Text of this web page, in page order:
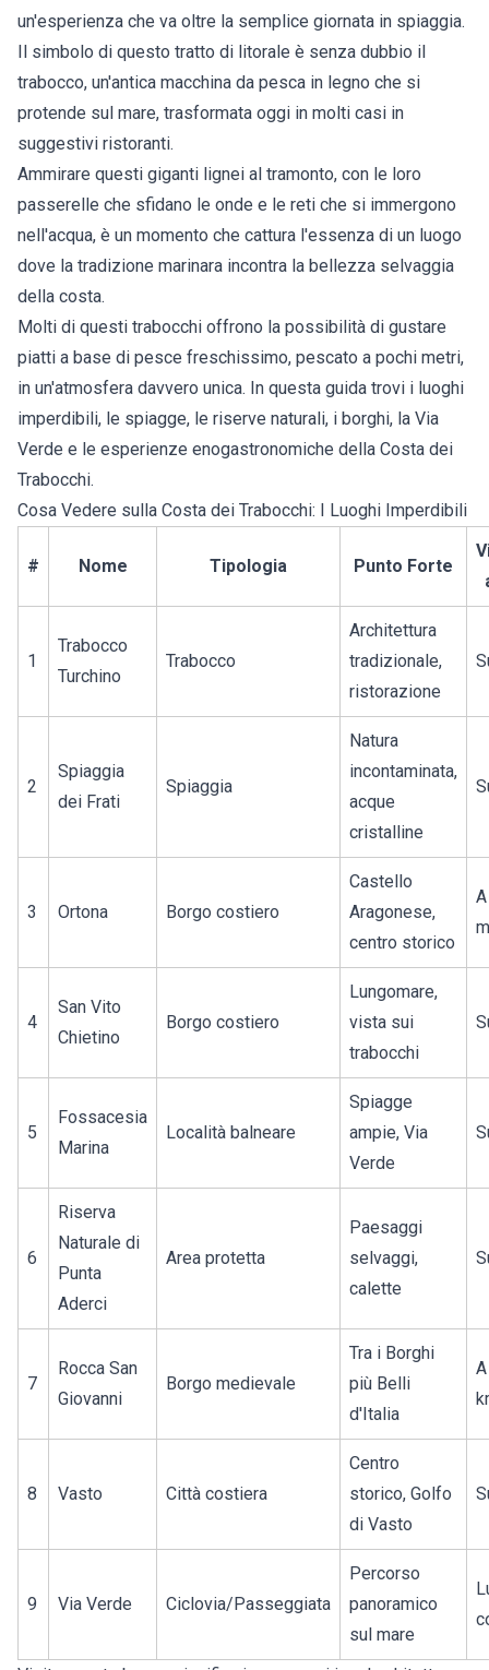
un'esperienza che va oltre la semplice giornata in spiaggia.
Il simbolo di questo tratto di litorale è senza dubbio il
trabocco, un'antica macchina da pesca in legno che si
protende sul mare, trasformata oggi in molti casi in
suggestivi ristoranti.
Ammirare questi giganti lignei al tramonto, con le loro
passerelle che sfidano le onde e le reti che si immergono
nell'acqua, è un momento che cattura l'essenza di un luogo
dove la tradizione marinara incontra la bellezza selvaggia
della costa.
Molti di questi trabocchi offrono la possibilità di gustare
piatti a base di pesce freschissimo, pescato a pochi metri,
in un'atmosfera davvero unica. In questa guida trovi i luoghi
imperdibili, le spiagge, le riserve naturali, i borghi, la Via
Verde e le esperienze enogastronomiche della Costa dei
Trabocchi.
Cosa Vedere sulla Costa dei Trabocchi: I Luoghi Imperdibili
# Nome Tipologia Punto Forte
1
Trabocco
Turchino
Trabocco
Architettura
tradizionale,
ristorazione
2
Spiaggia
dei Frati
Spiaggia
Natura
incontaminata,
acque
cristalline
3 Ortona Borgo costiero
Castello
Aragonese,
centro storico
4
San Vito
Chietino
Borgo costiero
Lungomare,
vista sui
trabocchi
5
Fossacesia
Marina
Località balneare
Spiagge
ampie, Via
Verde
6
Riserva
Naturale di
Punta
Aderci
Area protetta
Paesaggi
selvaggi,
calette
7
Rocca San
Giovanni
Borgo medievale
Tra i Borghi
più Belli
d'Italia
8 Vasto Città costiera
Centro
storico, Golfo
di Vasto
9 Via Verde Ciclovia/Passeggiata
Percorso
panoramico
sul mare